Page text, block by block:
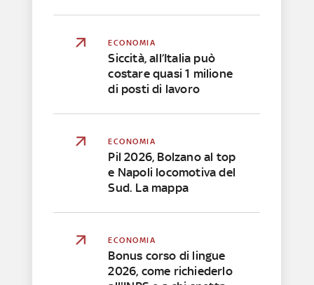
ECONOMIA
Siccità, all’Italia può
costare quasi 1 milione
di posti di lavoro
ECONOMIA
Pil 2026, Bolzano al top
e Napoli locomotiva del
Sud. La mappa
ECONOMIA
Bonus corso di lingue
2026, come richiederlo